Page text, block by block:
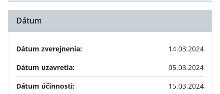
Dátum
Dátum zverejnenia:
14.03.2024
Dátum uzavretia:
05.03.2024
Dátum účinnosti:
15.03.2024